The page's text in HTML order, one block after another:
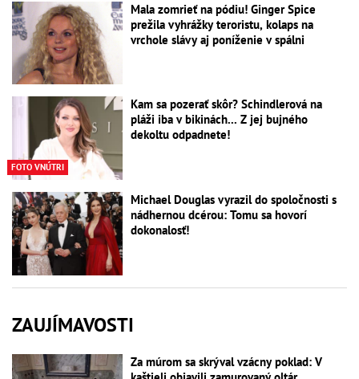
Mala zomrieť na pódiu! Ginger Spice
prežila vyhrážky teroristu, kolaps na
vrchole slávy aj poníženie v spálni
FOTO VNÚTRI
Kam sa pozerať skôr? Schindlerová na
pláži iba v bikinách... Z jej bujného
dekoltu odpadnete!
Michael Douglas vyrazil do spoločnosti s
nádhernou dcérou: Tomu sa hovorí
dokonalosť!
ZAUJÍMAVOSTI
Za múrom sa skrýval vzácny poklad: V